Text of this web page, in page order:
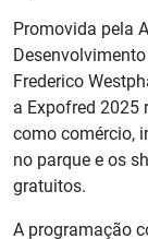
Promovida pela
Frederico
a Expofred 2025
como comércio,
no parque e os
gratuitos.
A programação